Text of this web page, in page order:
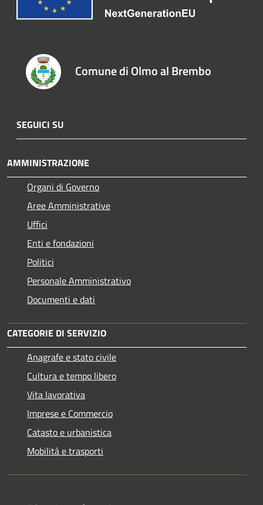
Comune di Olmo al Brembo
SEGUICI SU
AMMINISTRAZIONE
Organi di Governo
Aree Amministrative
Uffici
Enti e fondazioni
Politici
Personale Amministrativo
Documenti e dati
CATEGORIE DI SERVIZIO
Anagrafe e stato civile
Cultura e tempo libero
Vita lavorativa
Imprese e Commercio
Catasto e urbanistica
Mobilità e trasporti